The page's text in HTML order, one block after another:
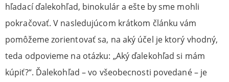
hľadací ďalekohľad, binokulár a ešte by sme mohli
pokračovať. V nasledujúcom krátkom článku vám
pomôžeme zorientovať sa, na aký účel je ktorý vhodný,
teda odpovieme na otázku: „Aký ďalekohľad si mám
kúpiť?“. Ďalekohľad – vo všeobecnosti povedané – je